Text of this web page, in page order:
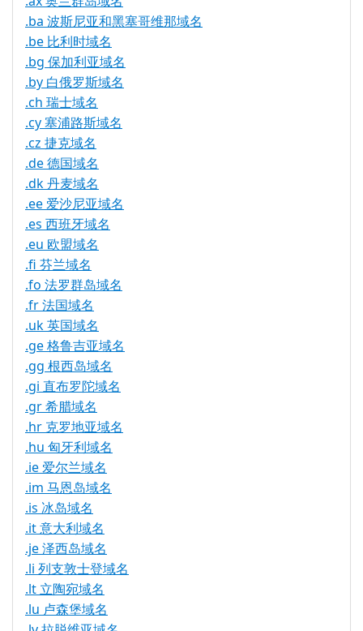
.ba 波斯尼亚和黑塞哥维那域名
.be 比利时域名
.bg 保加利亚域名
.by 白俄罗斯域名
.ch 瑞士域名
.cy 塞浦路斯域名
.cz 捷克域名
.de 德国域名
.dk 丹麦域名
.ee 爱沙尼亚域名
.es 西班牙域名
.eu 欧盟域名
.fi 芬兰域名
.fo 法罗群岛域名
.fr 法国域名
.uk 英国域名
.ge 格鲁吉亚域名
.gg 根西岛域名
.gi 直布罗陀域名
.gr 希腊域名
.hr 克罗地亚域名
.hu 匈牙利域名
.ie 爱尔兰域名
.im 马恩岛域名
.is 冰岛域名
.it 意大利域名
.je 泽西岛域名
.li 列支敦士登域名
.lt 立陶宛域名
.lu 卢森堡域名